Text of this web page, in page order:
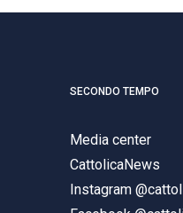
SECONDO TEMPO
Media center
CattolicaNews
Instagram